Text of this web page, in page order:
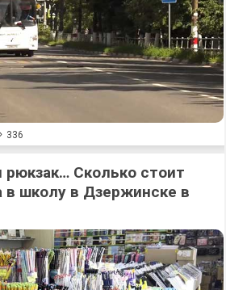
336
Сколько стоит
в школу в Дзержинске в